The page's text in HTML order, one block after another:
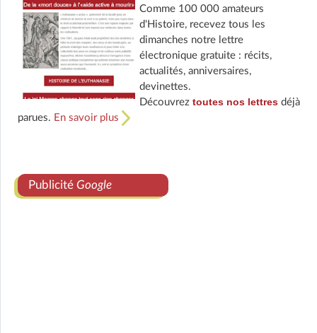
Comme 100 000 amateurs
d'Histoire, recevez tous les
dimanches notre lettre
électronique gratuite : récits,
actualités, anniversaires,
devinettes.
Découvrez toutes nos lettresdéjà
parues. En savoir plus
Publicité Google